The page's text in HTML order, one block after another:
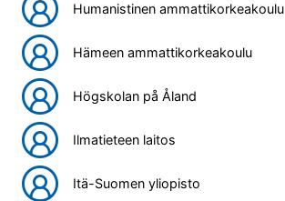
Humanistinen ammattikorkeakoulu
Hämeen ammattikorkeakoulu
Högskolan på Åland
Ilmatieteen laitos
Itä-Suomen yliopisto